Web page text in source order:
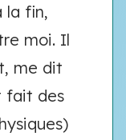
la fin,
moi. Il
me dit
fait des